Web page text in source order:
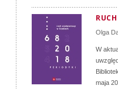
Olga
W
maja